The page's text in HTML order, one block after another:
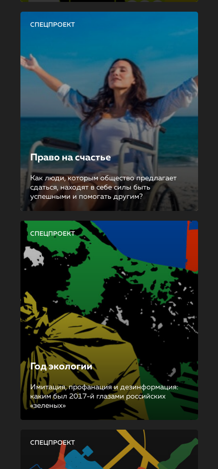
СПЕЦПРОЕКТ
Право на счастье
Как люди, которым общество предлагает
сдаться, находят в себе силы быть
успешными и помогать другим?
СПЕЦПРОЕКТ
Год экологии
Имитация, профанация и дезинформация:
каким был 2017-й глазами российских
«зеленых»
СПЕЦПРОЕКТ